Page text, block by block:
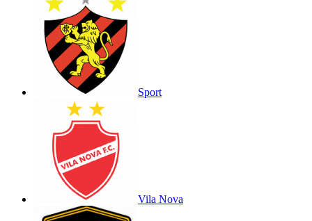
Sport
Vila Nova